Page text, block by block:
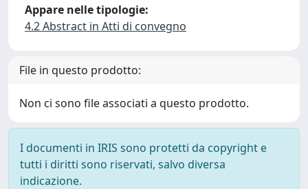
Appare nelle tipologie:
4.2 Abstract in Atti di convegno
File in questo prodotto:
Non ci sono file associati a questo prodotto.
I documenti in IRIS sono protetti da copyright e
tutti i diritti sono riservati, salvo diversa
indicazione.